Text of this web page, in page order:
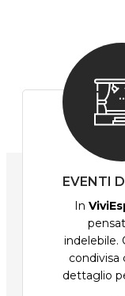
EVENTI
In
indelebile.
condivisa
dettaglio